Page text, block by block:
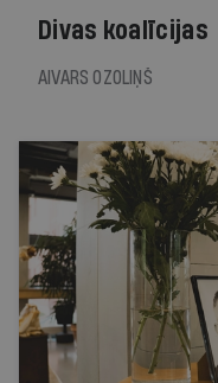
Divas koalīcijas
AIVARS OZOLIŅŠ